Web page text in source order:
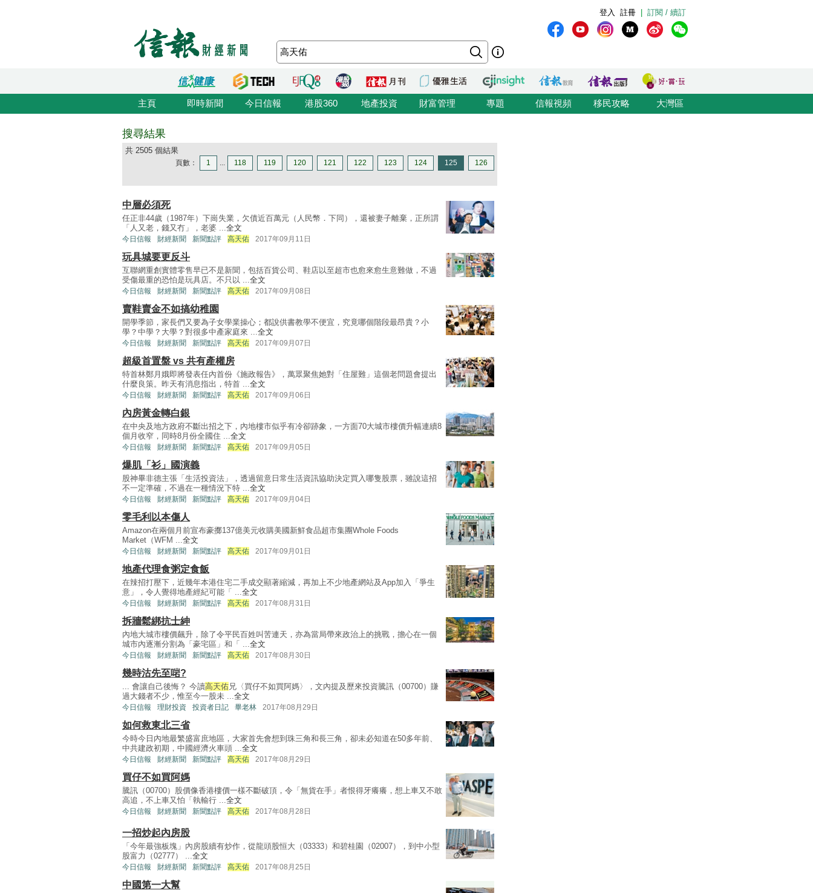
訂閱 / 續訂
註冊
登入
主頁 即時新聞 今日信報 港股360 地產投資 財富管理 專題 信報視頻 移民攻略 大灣區
搜尋結果
共 2505 個結果
頁數： 1 ... 118 119 120 121 122 123 124 125 126
中層必須死
任正非44歲（1987年）下崗失業，欠債近百萬元（人民幣．下同），還被妻子離棄，正所謂
「人又老，錢又冇」，老婆 ...全文
今日信報 財經新聞 新聞點評 高天佑 2017年09月11日
玩具城要更反斗
互聯網重創實體零售早已不是新聞，包括百貨公司、鞋店以至超市也愈來愈生意難做，不過
受傷最重的恐怕是玩具店。不只以 ...全文
今日信報 財經新聞 新聞點評 高天佑 2017年09月08日
賣鞋賣金不如搞幼稚園
開學季節，家長們又要為子女學業操心；都說供書教學不便宜，究竟哪個階段最昂貴？小
學？中學？大學？對很多中產家庭來 ...全文
今日信報 財經新聞 新聞點評 高天佑 2017年09月07日
超級首置盤 vs 共有產權房
特首林鄭月娥即將發表任內首份《施政報告》，萬眾聚焦她對「住屋難」這個老問題會提出
什麼良策。昨天有消息指出，特首 ...全文
今日信報 財經新聞 新聞點評 高天佑 2017年09月06日
內房黃金轉白銀
在中央及地方政府不斷出招之下，內地樓市似乎有冷卻跡象，一方面70大城市樓價升幅連續8
個月收窄，同時8月份全國住 ...全文
今日信報 財經新聞 新聞點評 高天佑 2017年09月05日
爆肌「衫」國演義
股神畢非德主張「生活投資法」，透過留意日常生活資訊協助決定買入哪隻股票，雖說這招
不一定準確，不過在一種情況下特 ...全文
今日信報 財經新聞 新聞點評 高天佑 2017年09月04日
零毛利以本傷人
Amazon在兩個月前宣布豪擲137億美元收購美國新鮮食品超市集團Whole Foods
Market（WFM ...全文
今日信報 財經新聞 新聞點評 高天佑 2017年09月01日
地產代理食粥定食飯
在辣招打壓下，近幾年本港住宅二手成交顯著縮減，再加上不少地產網站及App加入「爭生
意」，令人覺得地產經紀可能「 ...全文
今日信報 財經新聞 新聞點評 高天佑 2017年08月31日
拆牆鬆綁抗士紳
內地大城市樓價飆升，除了令平民百姓叫苦連天，亦為當局帶來政治上的挑戰，擔心在一個
城市內逐漸分割為「豪宅區」和「 ...全文
今日信報 財經新聞 新聞點評 高天佑 2017年08月30日
幾時沽先至啱?
... 會讓自己後悔？ 今讀高天佑兄〈買仔不如買阿媽〉，文內提及歷來投資騰訊（00700）賺
過大錢者不少，惟至今一股未 ...全文
今日信報 理財投資 投資者日記 畢老林 2017年08月29日
如何救東北三省
今時今日內地最繁盛富庶地區，大家首先會想到珠三角和長三角，卻未必知道在50多年前、
中共建政初期，中國經濟火車頭 ...全文
今日信報 財經新聞 新聞點評 高天佑 2017年08月29日
買仔不如買阿媽
騰訊（00700）股價像香港樓價一樣不斷破頂，令「無貨在手」者恨得牙癢癢，想上車又不敢
高追，不上車又怕「執輸行 ...全文
今日信報 財經新聞 新聞點評 高天佑 2017年08月28日
一招炒起內房股
「今年最強板塊」內房股續有炒作，從龍頭股恒大（03333）和碧桂園（02007），到中小型
股富力（02777） ...全文
今日信報 財經新聞 新聞點評 高天佑 2017年08月25日
中國第一大幫